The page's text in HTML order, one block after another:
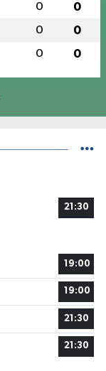
0 0
0 0
0 0
21:30
19:00
19:00
21:30
21:30